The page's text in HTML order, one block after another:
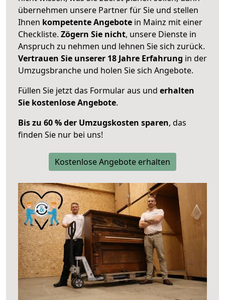
übernehmen unsere Partner für Sie und stellen
Ihnen kompetente Angebote in Mainz mit einer
Checkliste. Zögern Sie nicht, unsere Dienste in
Anspruch zu nehmen und lehnen Sie sich zurück.
Vertrauen Sie unserer 18 Jahre Erfahrung in der
Umzugsbranche und holen Sie sich Angebote.
Füllen Sie jetzt das Formular aus und erhalten
Sie kostenlose Angebote.
Bis zu 60 % der Umzugskosten sparen, das
finden Sie nur bei uns!
Kostenlose Angebote erhalten